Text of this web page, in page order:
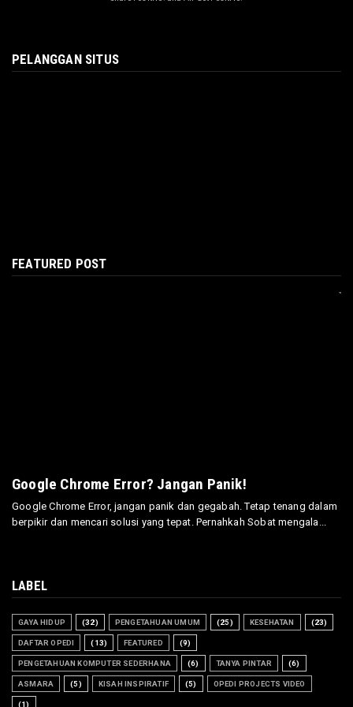
PELANGGAN SITUS
FEATURED POST
Google Chrome Error? Jangan Panik!
Google Chrome Error, jangan panik dan gegabah. Tetap tenang dalam
berpikir dan mencari solusi yang tepat. Pernahkah Sobat mengala...
LABEL
GAYA HIDUP (32) PENGETAHUAN UMUM (25) KESEHATAN (23)
DAFTAR OPEDI (13) FEATURED (9)
PENGETAHUAN KOMPUTER SEDERHANA (6) TANYA PINTAR (6)
ASMARA (5) KISAH INSPIRATIF (5) OPEDI PROJECTS VIDEO
(1)